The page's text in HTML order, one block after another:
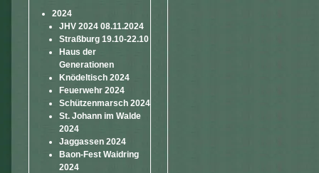
2024
JHV 2024 08.11.2024
Straßburg 19.10-22.10
Haus der
Generationen
Knödeltisch 2024
Feuerwehr 2024
Schützenmarsch 2024
St. Johann im Walde
2024
Jaggassen 2024
Baon-Fest Waidring
2024